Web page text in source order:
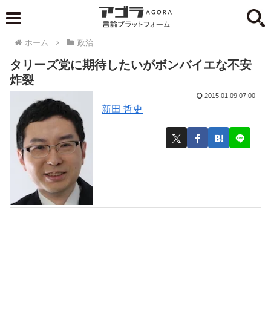
ホーム 政治
タリーズ党に期待したいがボンバイエな不安
炸裂
新田 哲史
2015.01.09 07:00